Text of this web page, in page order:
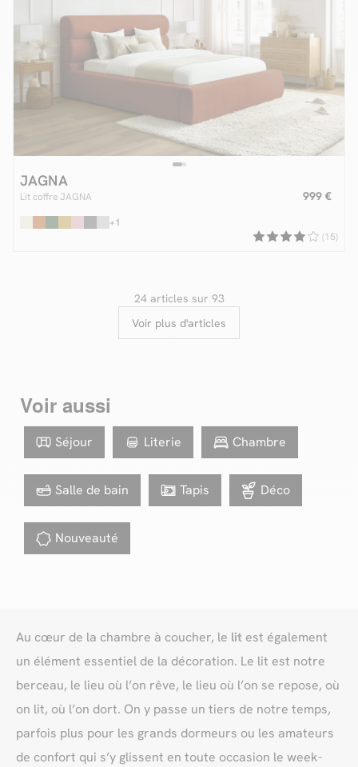
JAGNA
Lit coffre JAGNA 999 €
+1
(15)
24 articles sur 93
Voir plus d'articles
Voir aussi
Séjour Literie Chambre
Salle de bain Tapis Déco
Nouveauté
Au cœur de la chambre à coucher, le lit est également
un élément essentiel de la décoration. Le lit est notre
berceau, le lieu où l’on rêve, le lieu où l’on se repose, où
on lit, où l’on dort. On y passe un tiers de notre temps,
parfois plus pour les grands dormeurs ou les amateurs
de confort qui s’y glissent en toute occasion le week-